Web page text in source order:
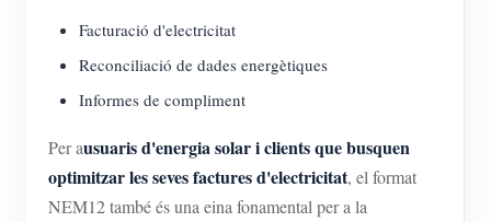
Facturació d'electricitat
Reconciliació de dades energètiques
Informes de compliment
Per ausuaris d'energia solar i clients que busquen
optimitzar les seves factures d'electricitat, el format
NEM12 també és una eina fonamental per a la